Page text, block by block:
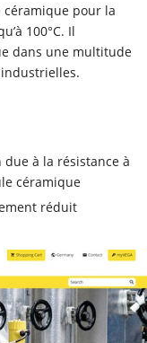
céramique pour la
100°C. Il
dans une multitude
à la résistance à
céramique
réduit